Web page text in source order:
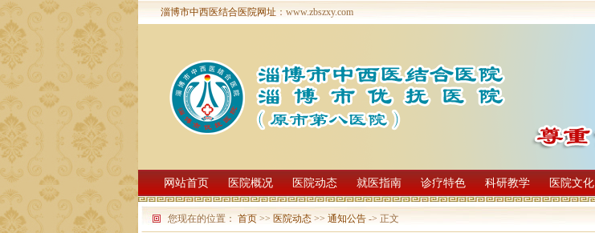
淄博市中西医结合医院网址 ：www.zbszxy.com
网站首页 医院概况 医院动态 就医指南 诊疗特色 科研教学 医院文化
您现在的位置： 首页 >> 医院动态 >> 通知公告 -> 正文